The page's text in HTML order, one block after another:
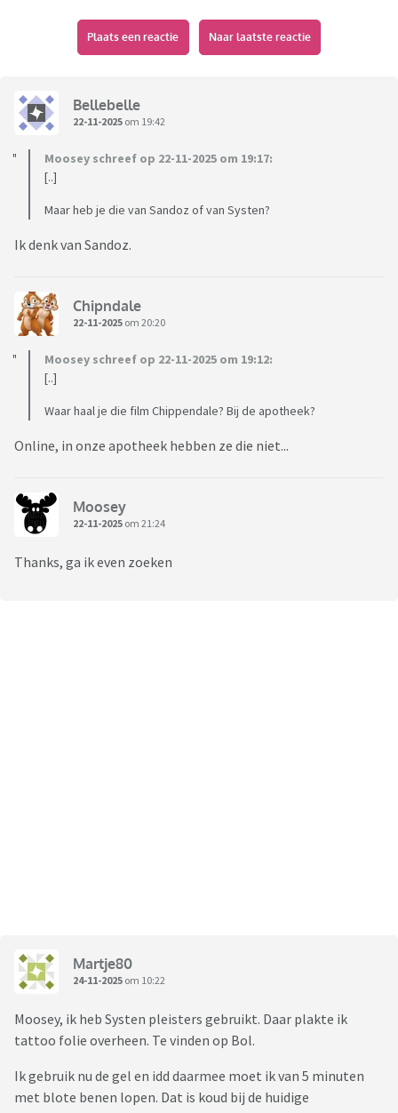
Plaats een reactie Naar laatste reactie
Bellebelle
22-11-2025 om 19:42
Moosey schreef op 22-11-2025 om 19:17:
[..]
Maar heb je die van Sandoz of van Systen?
Ik denk van Sandoz.
Chipndale
22-11-2025 om 20:20
Moosey schreef op 22-11-2025 om 19:12:
[..]
Waar haal je die film Chippendale? Bij de apotheek?
Online, in onze apotheek hebben ze die niet...
Moosey
22-11-2025 om 21:24
Thanks, ga ik even zoeken
Martje80
24-11-2025 om 10:22
Moosey, ik heb Systen pleisters gebruikt. Daar plakte ik
tattoo folie overheen. Te vinden op Bol.
Ik gebruik nu de gel en idd daarmee moet ik van 5 minuten
met blote benen lopen. Dat is koud bij de huidige